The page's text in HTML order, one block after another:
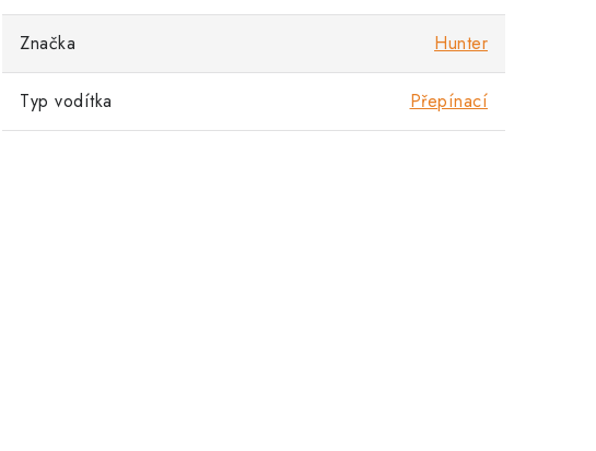
Značka Hunter
Typ vodítka Přepínací